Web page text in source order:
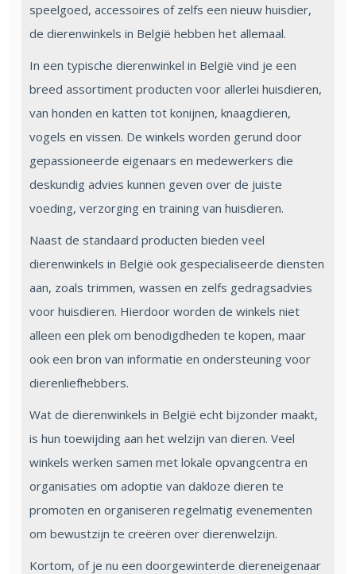
speelgoed, accessoires of zelfs een nieuw huisdier,
de dierenwinkels in België hebben het allemaal.
In een typische dierenwinkel in België vind je een
breed assortiment producten voor allerlei huisdieren,
van honden en katten tot konijnen, knaagdieren,
vogels en vissen. De winkels worden gerund door
gepassioneerde eigenaars en medewerkers die
deskundig advies kunnen geven over de juiste
voeding, verzorging en training van huisdieren.
Naast de standaard producten bieden veel
dierenwinkels in België ook gespecialiseerde diensten
aan, zoals trimmen, wassen en zelfs gedragsadvies
voor huisdieren. Hierdoor worden de winkels niet
alleen een plek om benodigdheden te kopen, maar
ook een bron van informatie en ondersteuning voor
dierenliefhebbers.
Wat de dierenwinkels in België echt bijzonder maakt,
is hun toewijding aan het welzijn van dieren. Veel
winkels werken samen met lokale opvangcentra en
organisaties om adoptie van dakloze dieren te
promoten en organiseren regelmatig evenementen
om bewustzijn te creëren over dierenwelzijn.
Kortom, of je nu een doorgewinterde diereneigenaar